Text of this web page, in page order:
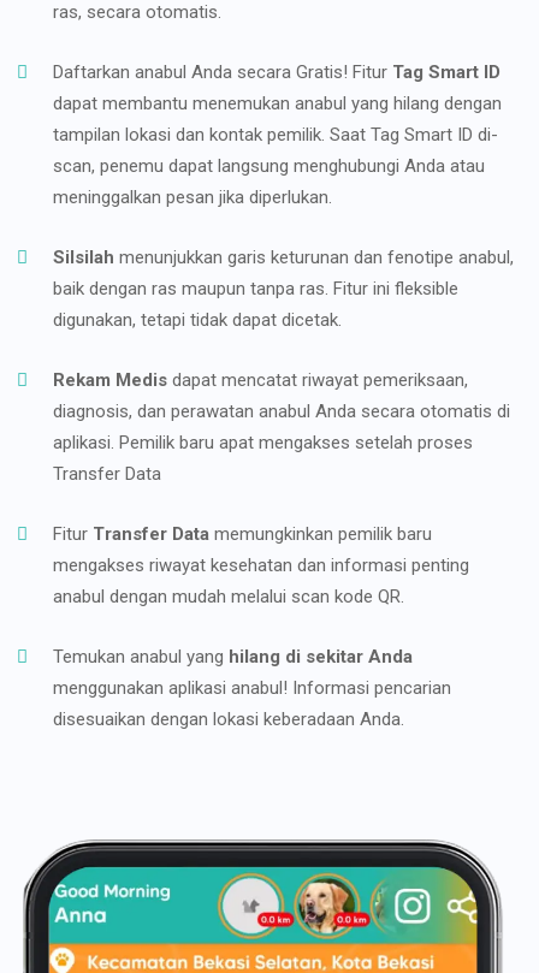
ras, secara otomatis.
Daftarkan anabul Anda secara Gratis! Fitur Tag Smart ID
dapat membantu menemukan anabul yang hilang dengan
tampilan lokasi dan kontak pemilik. Saat Tag Smart ID di-
scan, penemu dapat langsung menghubungi Anda atau
meninggalkan pesan jika diperlukan.
Silsilah menunjukkan garis keturunan dan fenotipe anabul,
baik dengan ras maupun tanpa ras. Fitur ini fleksible
digunakan, tetapi tidak dapat dicetak.
Rekam Medis dapat mencatat riwayat pemeriksaan,
diagnosis, dan perawatan anabul Anda secara otomatis di
aplikasi. Pemilik baru apat mengakses setelah proses
Transfer Data
Fitur Transfer Data memungkinkan pemilik baru
mengakses riwayat kesehatan dan informasi penting
anabul dengan mudah melalui scan kode QR.
Temukan anabul yang hilang di sekitar Anda
menggunakan aplikasi anabul! Informasi pencarian
disesuaikan dengan lokasi keberadaan Anda.